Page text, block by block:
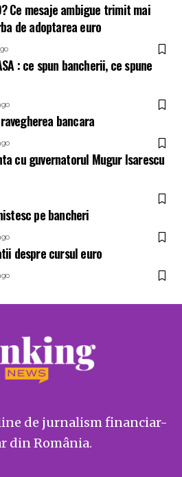
Ce mesaje ambigue trimit mai
de adoptarea euro
: ce spun bancherii, ce spune
bancara
cu guvernatorul Mugur Isarescu
pe bancheri
despre cursul euro
de jurnalism financiar-
din România.